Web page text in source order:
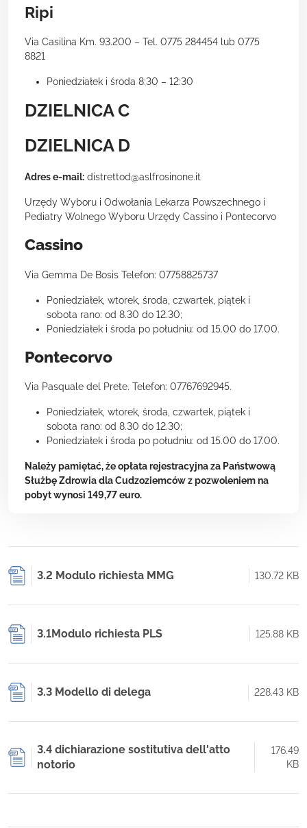
Ripi
Via Casilina Km. 93.200 – Tel. 0775 284454 lub 0775
8821
Poniedziałek i środa 8:30 – 12:30
DZIELNICA C
DZIELNICA D
Adres e-mail: distrettod@aslfrosinone.it
Urzędy Wyboru i Odwołania Lekarza Powszechnego i
Pediatry Wolnego Wyboru Urzędy Cassino i Pontecorvo
Cassino
Via Gemma De Bosis Telefon: 07758825737
Poniedziałek, wtorek, środa, czwartek, piątek i
sobota rano: od 8.30 do 12.30;
Poniedziałek i środa po południu: od 15.00 do 17.00.
Pontecorvo
Via Pasquale del Prete. Telefon: 07767692945.
Poniedziałek, wtorek, środa, czwartek, piątek i
sobota rano: od 8.30 do 12.30;
Poniedziałek i środa po południu: od 15.00 do 17.00.
Należy pamiętać, że opłata rejestracyjna za Państwową
Służbę Zdrowia dla Cudzoziemców z pozwoleniem na
pobyt wynosi 149,77 euro.
3.2 Modulo richiesta MMG 130.72 KB
3.1Modulo richiesta PLS 125.88 KB
3.3 Modello di delega 228.43 KB
3.4 dichiarazione sostitutiva dell'atto
notorio
176.49
KB